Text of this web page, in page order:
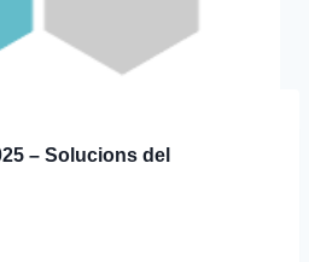
– Solucions del